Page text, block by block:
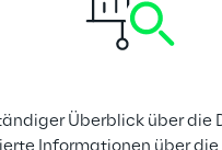
Überblick über die